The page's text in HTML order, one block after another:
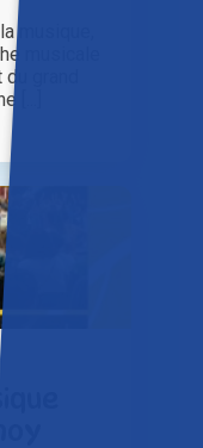
musique,
musicale
grand
[...]